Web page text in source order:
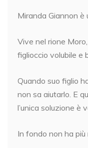
Miranda Giannon è
Vive nel rione
figlioccio volubile e
Quando suo figlio
non sa aiutarlo. E
l’unica soluzione è
In fondo non ha